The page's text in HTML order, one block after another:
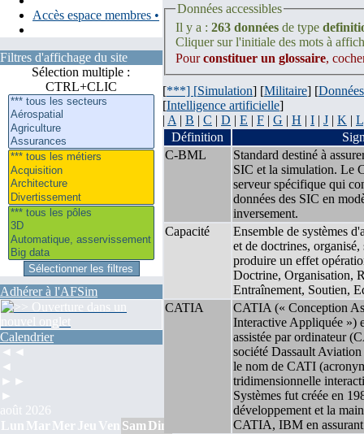
Accès espace membres •
Filtres d'affichage du site
Sélection multiple :
CTRL+CLIC
Adhérer à l'AFSim
Calendrier
◄◄
◄
►►
►
août 2026
Lun Mar Mer Jeu Ven Sam Dim
Données accessibles
Il y a : 263 données de type
Cliquer sur l'initiale des mots à
Pourconstituer un glossaire,
[***] [Simulation] [Militaire] [Données
[Intelligence artificielle]
| A | B | C | D | E | F | G | H | I | J | K | L
Définition
C-BML
Standard destiné à
SIC et la simulation. Le
serveur spécifique qui
données des SIC en
inversement.
Capacité
Ensemble de systèmes
et de doctrines,
produire un effet
Doctrine, Organisation,
Entraînement, Soutien,
CATIA
CATIA (« Conception
Interactive Appliquée »)
assistée par ordinateur
société Dassault
le nom de CATI
tridimensionnelle
Systèmes fut créée en
développement et la
CATIA, IBM en